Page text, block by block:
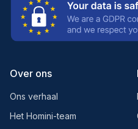
Over ons
Ons verhaal
Het Homini-team